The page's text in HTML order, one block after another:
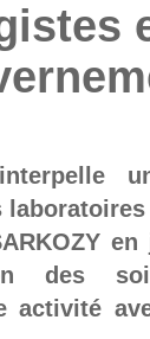
des
activité